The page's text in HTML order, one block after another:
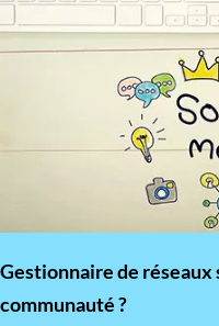
Gestionnaire de réseaux
communauté ?